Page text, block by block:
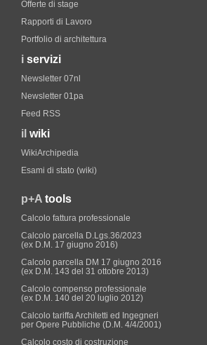
Offerte di stage
Rapporti di Lavoro
Portfolio di architettura
i servizi
Newsletter 07nl
Newsletter 01pa
Feed RSS
il wiki
WikiArchipedia
Esami di stato (wiki)
p+A tools
Calcolo fattura professionale
Calcolo parcella D.Lgs.36/2023
(ex D.M. 17 giugno 2016)
Calcolo parcella DM 17 giugno 2016
(ex D.M. 143 del 31 ottobre 2013)
Calcolo compenso professionale
(ex D.M. 140 del 20 luglio 2012)
Calcolo tariffa Architetti ed Ingegneri
per Opere Pubbliche (D.M. 4/4/2001)
Calcolo costo di costruzione